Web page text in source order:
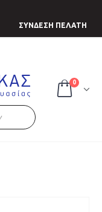
ΣΥΝΔΕΣΗ ΠΕΛΑΤΗ
0